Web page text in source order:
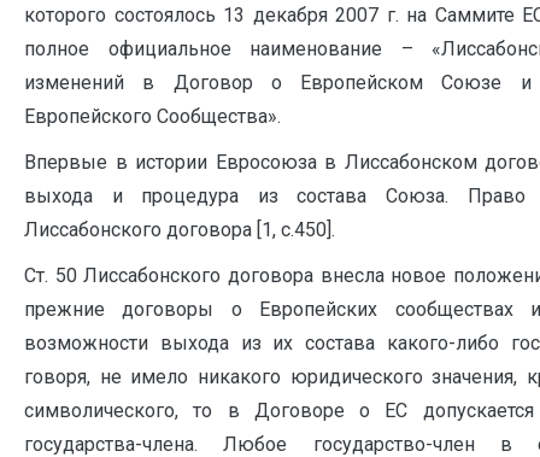
которого состоялось 13 декабря 2007 г. на Саммите
полное официальное наименование –
изменений в Договор о Европейском Союзе и
Европейского Сообщества».
Впервые в истории Евросоюза в Лиссабонском
выхода и процедура из состава Союза. Право
Лиссабонского договора [1, с.450].
Ст. 50 Лиссабонского договора внесла новое
прежние договоры о Европейских сообществах
возможности выхода из их состава какого-либо
говоря, не имело никакого юридического значения,
символического, то в Договоре о ЕС
государства-члена. Любое государство-член